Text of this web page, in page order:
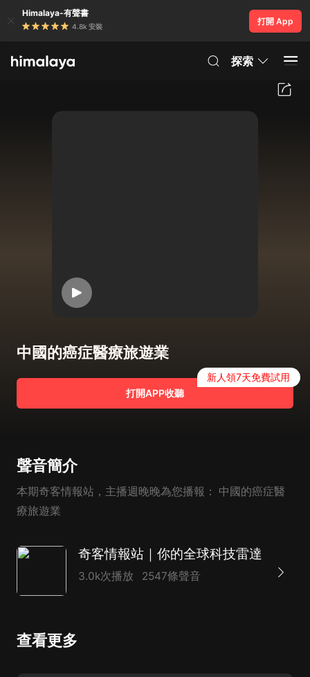
Himalaya-有聲書
4.8k 安裝
打開 App
探索
中國的癌症醫療旅遊業
打開APP收聽
新人領7天免費試用
聲音簡介
本期奇客情報站，主播週晚晚為您播報： 中國的癌症醫
療旅遊業
奇客情報站｜你的全球科技雷達
3.0k次播放 2547條聲音
查看更多